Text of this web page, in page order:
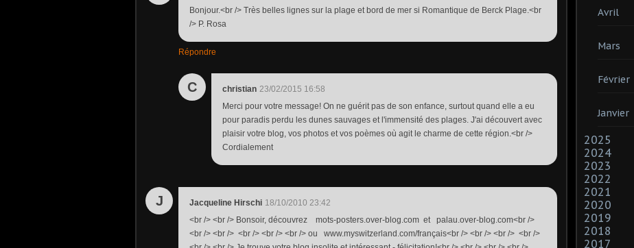
Bonjour.<br /> Très belles lignes sur la plage et bord de mer si Romantique de Berck Plage.<br
/> P. Rosa
Répondre
C christian 23/02/2015 16:58
Merci pour votre message! On ne guérit pas de son enfance, surtout quand elle a eu
pour paradis perdu les dunes sauvages et l'immensité des plages. J'ai découvert avec
plaisir votre blog, vos photos et vos poèmes où agit le charme de cette région.<br />
Cordialement
J Jacqueline Hirschi 18/10/2010 23:42
<br /> <br /> Bonsoir, découvrez mots-posters.over-blog.com et palau.over-blog.com<br />
<br /> <br /> <br /> <br /> <br /> ou www.myswitzerland.com/français<br /> <br /> <br /> <br />
Avril
Mars
Février
Janvier
2025
2024
2023
2022
2021
2020
2019
2018
2017